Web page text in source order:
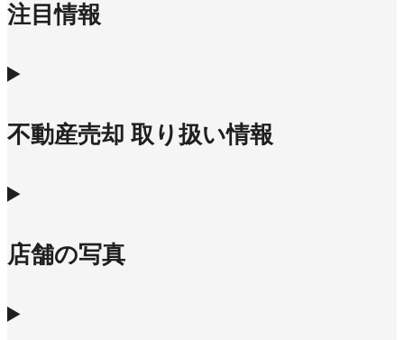
注目情報
不動産売却 取り扱い情報
店舗の写真